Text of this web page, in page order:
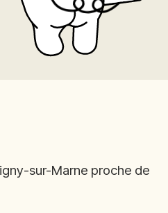
sur-Marne proche de